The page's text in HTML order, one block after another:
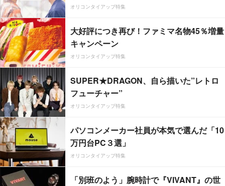
オリコンタイアップ特集
大好評につき再び！ファミマ名物45％増量
キャンペーン
オリコンタイアップ特集
SUPER★DRAGON、自ら描いた”レトロ
フューチャー”
オリコンタイアップ特集
パソコンメーカー社員が本気で選んだ「10
万円台PC３選」
オリコンタイアップ特集
「別班のよう」腕時計で『VIVANT』の世